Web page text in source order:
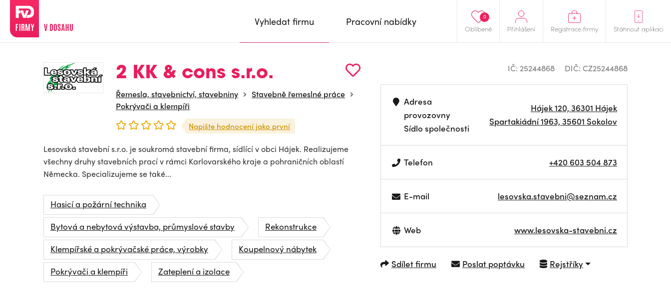
Oblíbené
0
Přihlášení Registrace firmy Stáhnout aplikaci
Vyhledat firmu Pracovní nabídky
2 KK & cons s.r.o.
Řemesla, stavebnictví, stavebniny
Stavebně řemeslné práce
Pokrývači a klempíři
Napište hodnocení jako první
Lesovská stavební s.r.o. je soukromá stavební firma, sídlící v obci Hájek. Realizujeme
všechny druhy stavebních prací v rámci Karlovarského kraje a pohraničních oblastí
Německa. Specializujeme se také...
Hasicí a požární technika
Bytová a nebytová výstavba, průmyslové stavby
Rekonstrukce
Klempířské a pokrývačské práce, výrobky
Koupelnový nábytek
Pokrývači a klempíři
Zateplení a izolace
IČ: 25244868 DIČ: CZ25244868
Adresa
provozovny
Sídlo společnosti
Hájek 120, 36301 Hájek
Spartakiádní 1963, 35601 Sokolov
Telefon +420 603 504 873
E-mail lesovska.stavebni@seznam.cz
Web www.lesovska-stavebni.cz
Sdílet firmu Poslat poptávku Rejstříky